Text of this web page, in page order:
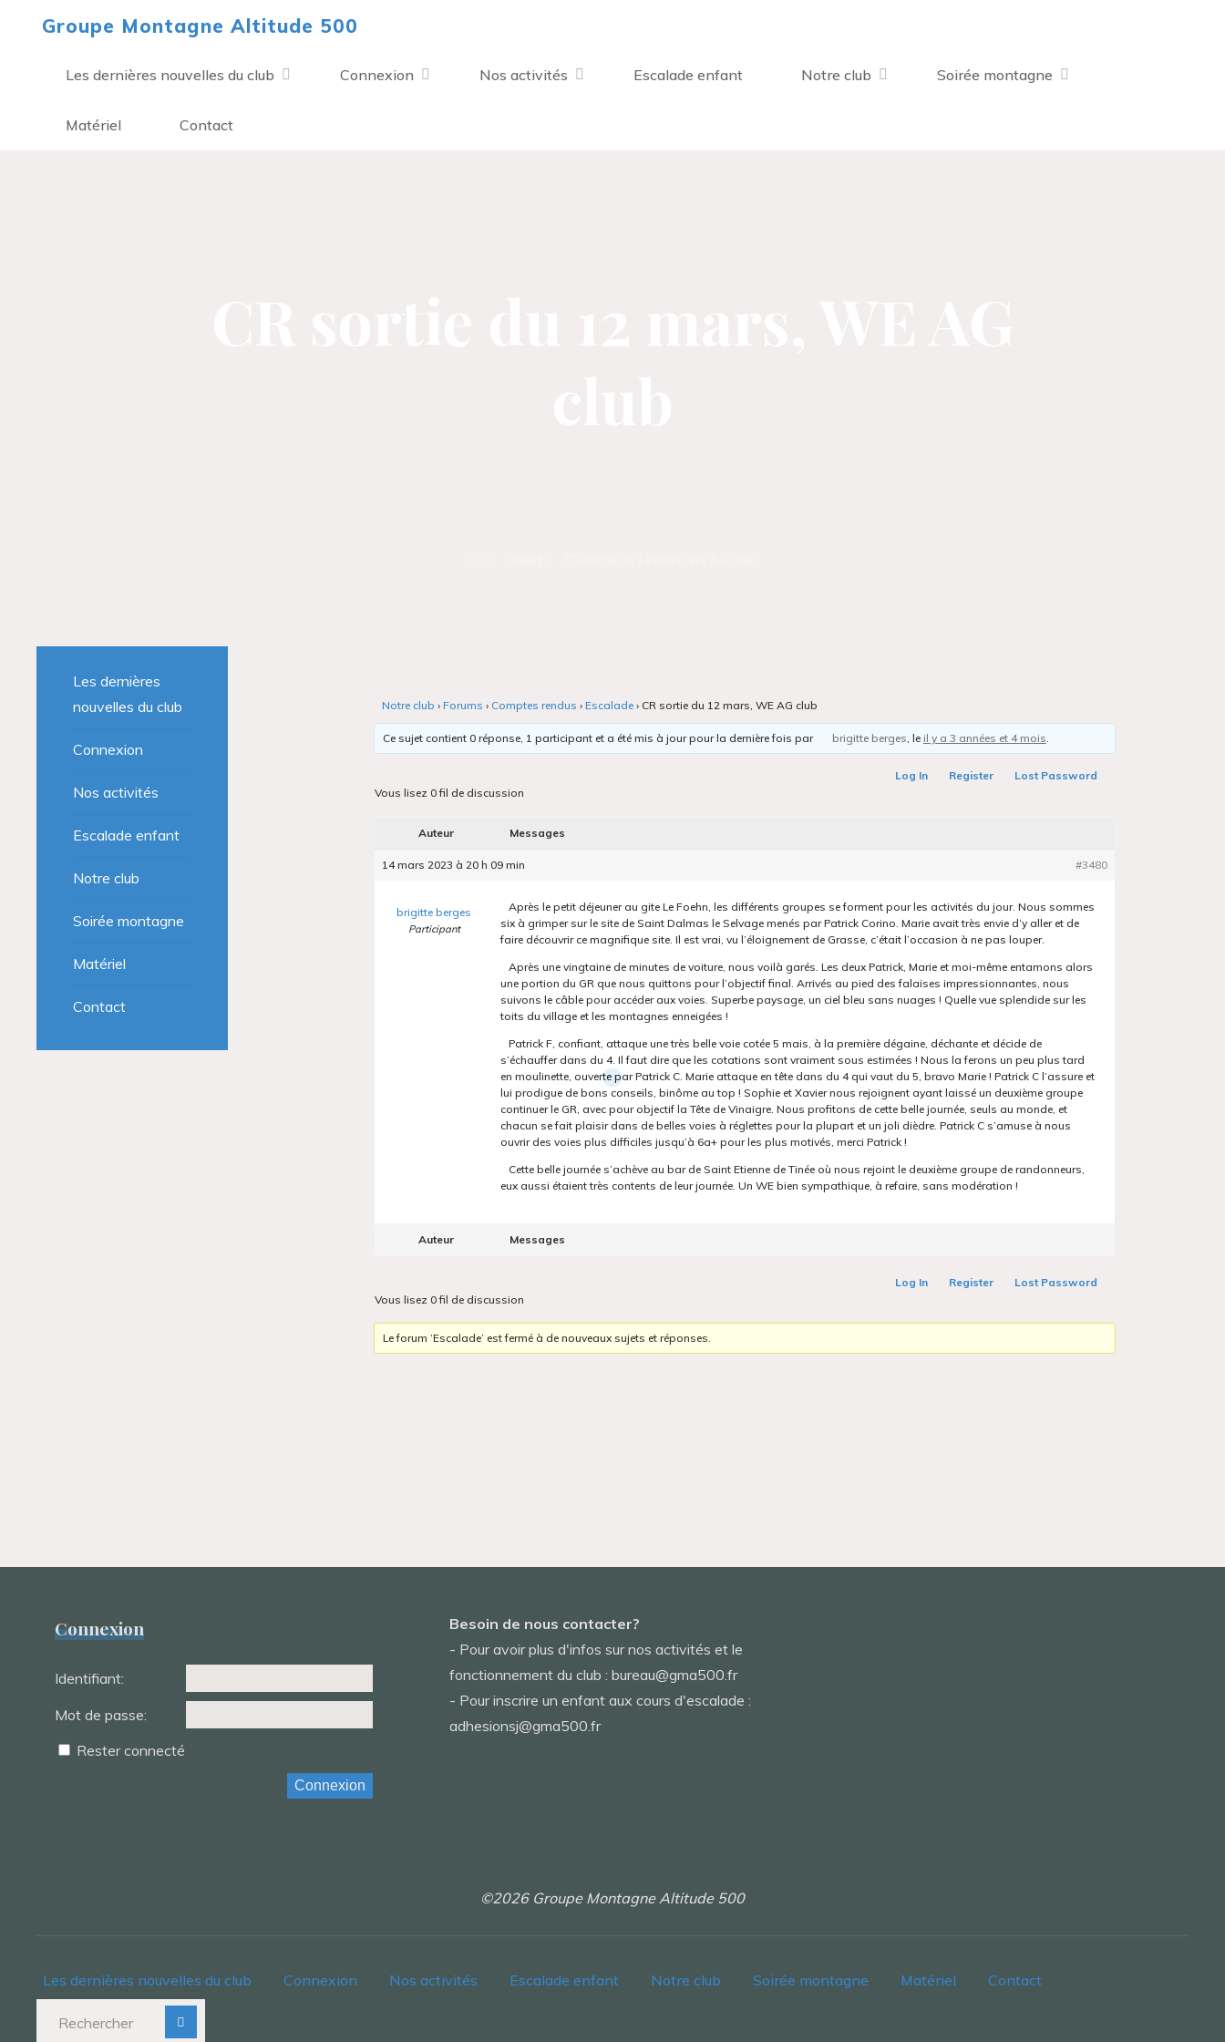
Groupe Montagne Altitude 500
Les dernières nouvelles du club Connexion Nos activités Escalade enfant Notre club Soirée montagne
Matériel Contact
Notre club › Forums › Comptes rendus › Escalade › CR sortie du 12 mars, WE AG club
Ce sujet contient 0 réponse, 1 participant et a été mis à jour pour la dernière fois par brigitte berges , le il y a 3 années et 4 mois
Log In Register
Lost Password
Vous lisez 0 fil de discussion
Auteur Messages
14 mars 2023 à 20 h 09 min #3480
brigitte berges
Participant
Après le petit déjeuner au gite Le Foehn, les différents groupes se forment pour les activités du jour. Nous sommes
six à grimper sur le site de Saint Dalmas le Selvage menés par Patrick Corino. Marie avait très envie d’y aller et de
faire découvrir ce magnifique site. Il est vrai, vu l’éloignement de Grasse, c’était l’occasion à ne pas louper.
Après une vingtaine de minutes de voiture, nous voilà garés. Les deux Patrick, Marie et moi-même entamons alors
une portion du GR que nous quittons pour l’objectif final. Arrivés au pied des falaises impressionnantes, nous
suivons le câble pour accéder aux voies. Superbe paysage, un ciel bleu sans nuages ! Quelle vue splendide sur les
toits du village et les montagnes enneigées !
Patrick F, confiant, attaque une très belle voie cotée 5 mais, à la première dégaine, déchante et décide de
s’échauffer dans du 4. Il faut dire que les cotations sont vraiment sous estimées ! Nous la ferons un peu plus tard
en moulinette, ouverte par Patrick C. Marie attaque en tête dans du 4 qui vaut du 5, bravo Marie ! Patrick C l’assure et
lui prodigue de bons conseils, binôme au top ! Sophie et Xavier nous rejoignent ayant laissé un deuxième groupe
continuer le GR, avec pour objectif la Tête de Vinaigre. Nous profitons de cette belle journée, seuls au monde, et
chacun se fait plaisir dans de belles voies à réglettes pour la plupart et un joli dièdre. Patrick C s’amuse à nous
ouvrir des voies plus difficiles jusqu’à 6a+ pour les plus motivés, merci Patrick !
Cette belle journée s’achève au bar de Saint Etienne de Tinée où nous rejoint le deuxième groupe de randonneurs,
eux aussi étaient très contents de leur journée. Un WE bien sympathique, à refaire, sans modération !
Auteur Messages
Log In Register
Lost Password
Vous lisez 0 fil de discussion
Le forum ‘Escalade’ est fermé à de nouveaux sujets et réponses.
Les dernières
nouvelles du club
Connexion
Nos activités
Escalade enfant
Notre club
Soirée montagne
Matériel
Contact
Connexion
Identifiant:
Mot de passe:
Rester connecté
Connexion
Besoin de nous contacter?
- Pour avoir plus d'infos sur nos activités et le
fonctionnement du club : bureau@gma500.fr
- Pour inscrire un enfant aux cours d'escalade :
adhesionsj@gma500.fr
©2026 Groupe Montagne Altitude 500
Les dernières nouvelles du club Connexion Nos activités Escalade enfant Notre club Soirée montagne Matériel
Contact